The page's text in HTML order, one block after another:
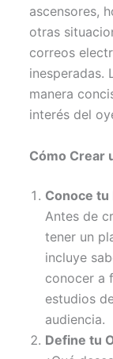
ascensores,
otras
correos
inesperadas.
manera
interés del
Cómo Crear
Conoce tu
Antes de
tener un
incluye
conocer a
estudios
audiencia.
Define tu